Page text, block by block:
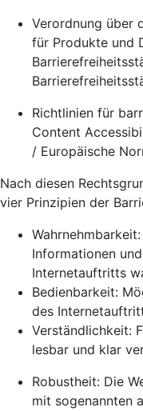
Verordnung über
für Produkte und
Richtlinien für
Content
/ Europäische
Nach diesen
vier Prinzipien der
Informationen
Internetauftritts
Bedienbarkeit:
des
Verständlichkeit:
lesbar und klar
Robustheit: Die
mit sogenannten